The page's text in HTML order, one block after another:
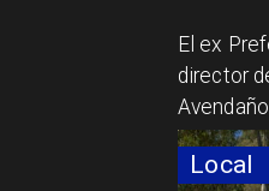
Local
El ex
director